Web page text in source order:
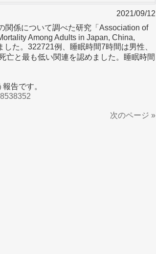
2021/09/12
関係について調べた研究「Association of
Among Adults in Japan, China,
た。322721例、睡眠時間7時間は男性、
亡と最も低い関連を認めました。睡眠時間
告です。
次のページ »